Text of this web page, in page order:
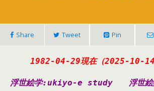
Share Tweet Pin
1982-04-29現在（2025-10-
浮世絵学:ukiyo-e study 浮世